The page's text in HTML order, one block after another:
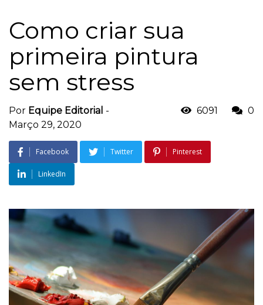
Como criar sua
primeira pintura
sem stress
Por Equipe Editorial -
Março 29, 2020
6091 0
Facebook Twitter Pinterest
LinkedIn